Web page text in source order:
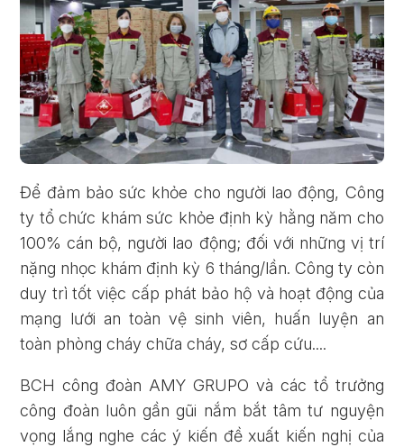
Để đảm bảo sức khỏe cho người lao động, Công
ty tổ chức khám sức khỏe định kỳ hằng năm cho
100% cán bộ, người lao động; đối với những vị trí
nặng nhọc khám định kỳ 6 tháng/lần. Công ty còn
duy trì tốt việc cấp phát bảo hộ và hoạt động của
mạng lưới an toàn vệ sinh viên, huấn luyện an
toàn phòng cháy chữa cháy, sơ cấp cứu....
BCH công đoàn AMY GRUPO và các tổ trưởng
công đoàn luôn gần gũi nắm bắt tâm tư nguyện
vọng lắng nghe các ý kiến đề xuất kiến nghị của